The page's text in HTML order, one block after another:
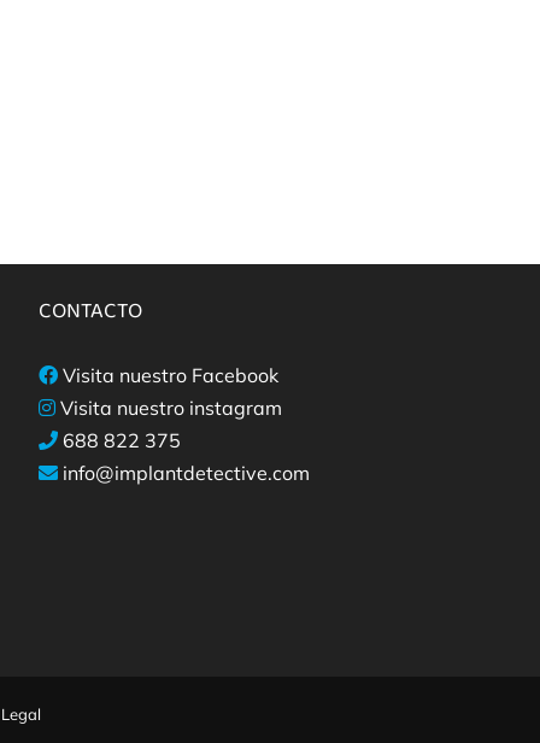
CONTACTO
Visita nuestro Facebook
Visita nuestro instagram
688 822 375
info@implantdetective.com